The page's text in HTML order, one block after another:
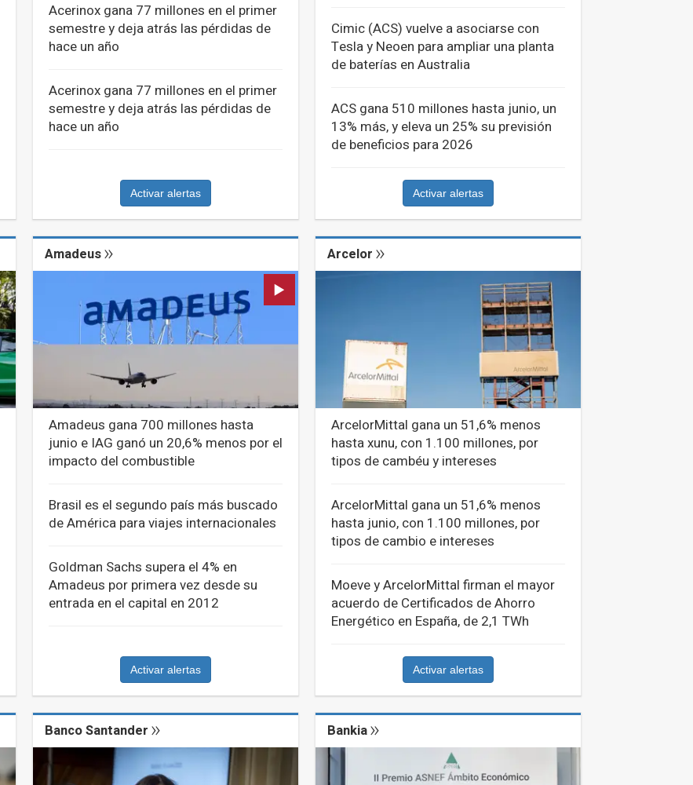
Acerinox gana 77 millones en el primer
semestre y deja atrás las pérdidas de
hace un año
Acerinox gana 77 millones en el primer
semestre y deja atrás las pérdidas de
hace un año
Activar alertas
Cimic (ACS) vuelve a asociarse con
Tesla y Neoen para ampliar una planta
de baterías en Australia
ACS gana 510 millones hasta junio, un
13% más, y eleva un 25% su previsión
de beneficios para 2026
Activar alertas
Amadeus
Amadeus gana 700 millones hasta
junio e IAG ganó un 20,6% menos por el
impacto del combustible
Brasil es el segundo país más buscado
de América para viajes internacionales
Goldman Sachs supera el 4% en
Amadeus por primera vez desde su
entrada en el capital en 2012
Activar alertas
Arcelor
ArcelorMittal gana un 51,6% menos
hasta xunu, con 1.100 millones, por
tipos de cambéu y intereses
ArcelorMittal gana un 51,6% menos
hasta junio, con 1.100 millones, por
tipos de cambio e intereses
Moeve y ArcelorMittal firman el mayor
acuerdo de Certificados de Ahorro
Energético en España, de 2,1 TWh
Activar alertas
Banco Santander Bankia